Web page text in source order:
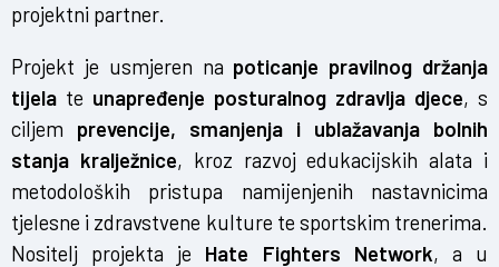
projektni partner.
Projekt je usmjeren na poticanje pravilnog držanja
tijela te unapređenje posturalnog zdravlja djece, s
ciljem prevencije, smanjenja i ublažavanja bolnih
stanja kralježnice, kroz razvoj edukacijskih alata i
metodoloških pristupa namijenjenih nastavnicima
tjelesne i zdravstvene kulture te sportskim trenerima.
Nositelj projekta je Hate Fighters Network, a u